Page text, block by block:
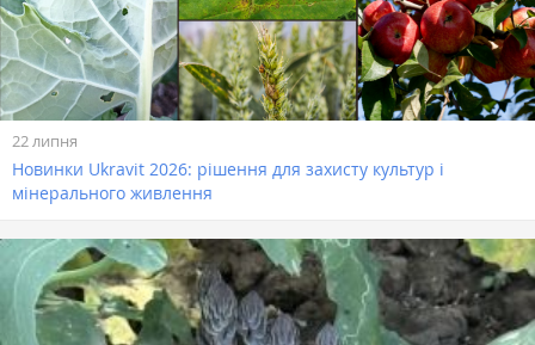
22 липня
Новинки Ukravit 2026: рішення для захисту культур і
мінерального живлення